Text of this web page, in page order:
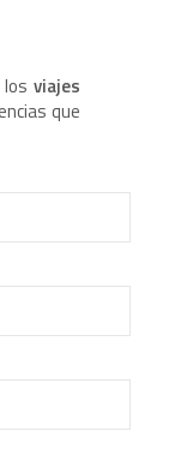
viajes
que